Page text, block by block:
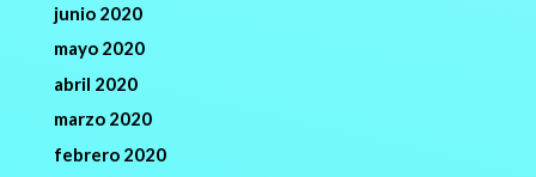
junio 2020
mayo 2020
abril 2020
marzo 2020
febrero 2020